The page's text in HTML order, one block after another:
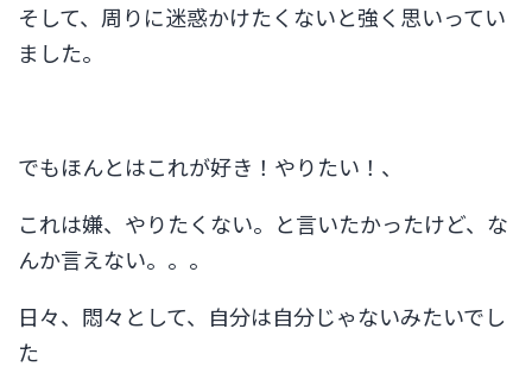
そして、周りに迷惑かけたくないと強く思いってい
ました。
でもほんとはこれが好き！やりたい！、
これは嫌、やりたくない。と言いたかったけど、な
んか言えない。。。
日々、悶々として、自分は自分じゃないみたいでし
た